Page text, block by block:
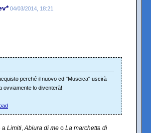
04/03/2014, 18:21
perché il nuovo cd "Museica" uscirà
ovviamente lo diventerà!
a Limiti,Abiura di me o La marchetta di